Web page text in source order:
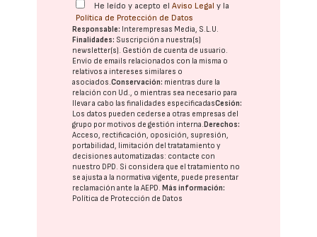
He leído y acepto elAviso Legal y la
Política de Protección de Datos
Responsable: Interempresas Media, S.L.U.
Finalidades: Suscripción a nuestra(s)
newsletter(s). Gestión de cuenta de usuario.
Envío de emails relacionados con la misma o
relativos a intereses similares o
asociados.Conservación: mientras dure la
relación con Ud., o mientras sea necesario para
llevar a cabo las finalidades especificadasCesión:
Los datos pueden cederse a otras empresas del
grupo por motivos de gestión interna. Derechos:
Acceso, rectificación, oposición, supresión,
portabilidad, limitación del tratatamiento y
decisiones automatizadas: contacte con
nuestro DPD. Si considera que el tratamiento no
se ajusta a la normativa vigente, puede presentar
reclamación ante laAEPD. Más información:
Política de Protección de Datos